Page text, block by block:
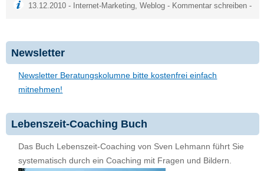
13.12.2010 - Internet-Marketing ,Weblog - Kommentar schreiben -
Newsletter
Newsletter Beratungskolumne bitte kostenfrei einfach
mitnehmen!
Lebenszeit-Coaching Buch
Das Buch Lebenszeit-Coaching von Sven Lehmann führt Sie
systematisch durch ein Coaching mit Fragen und Bildern.